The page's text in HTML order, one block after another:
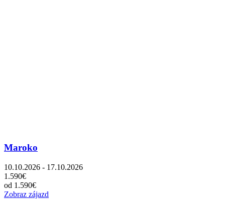
Maroko
10.10.2026 - 17.10.2026
1.590€
od 1.590€
Zobraz zájazd